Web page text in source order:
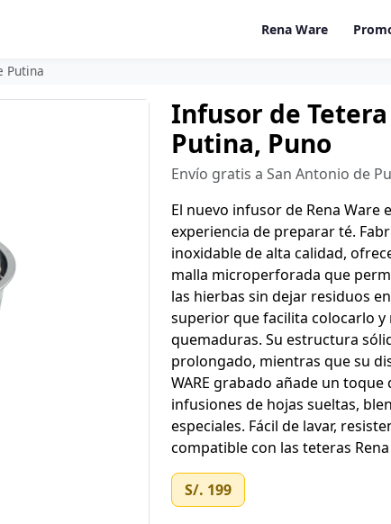
Rena Ware
Putina
Infusor de
Putina, Puno
Envío gratis a San Antonio de
El nuevo infusor de Rena Ware
experiencia de preparar té.
inoxidable de alta calidad,
malla microperforada que
las hierbas sin dejar residuos
superior que facilita colocarlo
quemaduras. Su estructura
prolongado, mientras que su
WARE grabado añade un
infusiones de hojas sueltas,
especiales. Fácil de lavar,
compatible con las teteras
S/. 199